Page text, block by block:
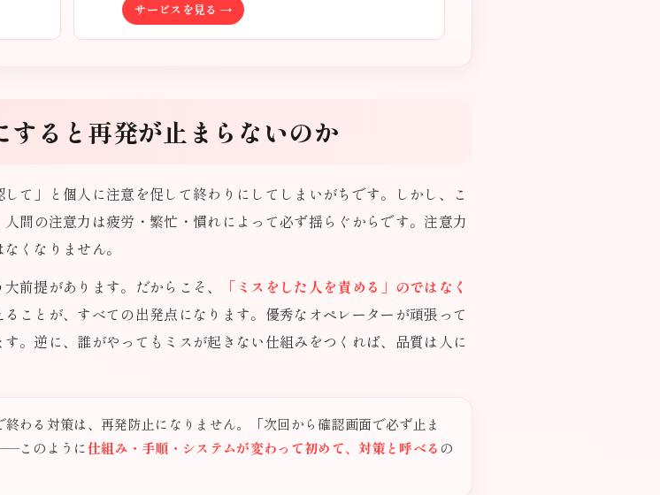
サービスを見る →
ると再発が止まらないのか
て」と個人に注意を促して終わりにしてしまいがちです。しかし、こ
人間の注意力は疲労・繁忙・慣れによって必ず揺らぐからです。注意力
くなりません。
前提があります。だからこそ、
「ミスをした人を責める」のではなく
ることが、すべての出発点になります。優秀なオペレーターが頑張って
。逆に、誰がやってもミスが起きない仕組みをつくれば、品質は人に
終わる対策は、再発防止になりません。「次回から確認画面で必ず止ま
このように仕組み・手順・システムが変わって初めて、対策と呼べる の